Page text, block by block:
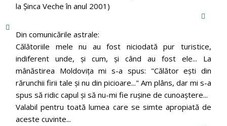
la Şinca Veche în anul 2001)
Din comunicările astrale:
Călătoriile mele nu au fost niciodată pur turistice,
indiferent unde, și cum, și când au fost ele... La
mânăstirea Moldoviţa mi s-a spus: "Călător eşti din
rărunchii firii tale şi nu din picioare..." Am plâns, dar mi s-a
spus să ridic capul şi să nu-mi fie ruşine de cunoaştere...
Valabil pentru toată lumea care se simte apropiată de
aceste cuvinte...